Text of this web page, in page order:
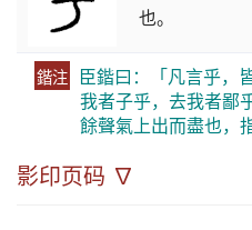
也。
鍇注 臣鍇曰：「凡言乎，
我者子乎，去我者鄙
餘聲氣上出而盡也，
影印页码 ∇